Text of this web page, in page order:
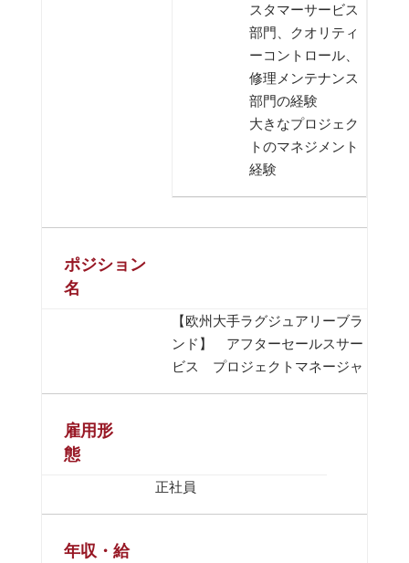
スタマーサービス
部門、クオリティ
ーコントロール、
修理メンテナンス
部門の経験
大きなプロジェク
トのマネジメント
経験
ポジション
名
【欧州大手ラグジュアリーブラ
ンド】 アフターセールスサー
ビス プロジェクトマネージャ
雇用形
態
正社員
年収・給